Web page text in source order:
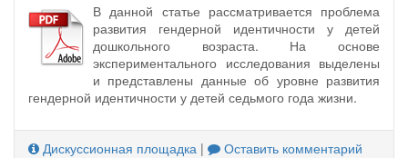
В данной статье рассматривается проблема
развития гендерной идентичности у детей
дошкольного возраста. На основе
экспериментального исследования выделены
и представлены данные об уровне развития
гендерной идентичности у детей седьмого года жизни.
Дискуссионная площадка | Оставить комментарий